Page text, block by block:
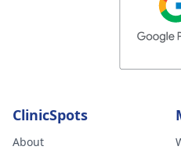
ClinicSpots
About